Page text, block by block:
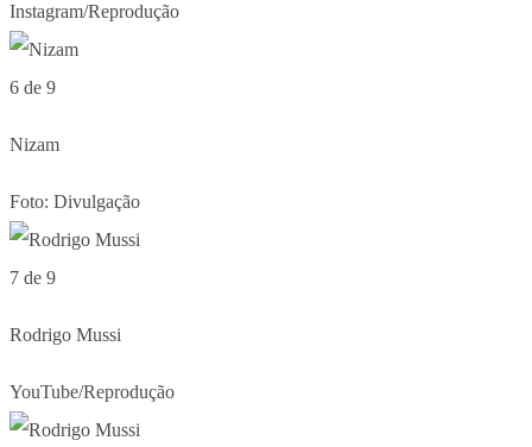
Instagram/Reprodução
6 de 9
Nizam
Foto: Divulgação
7 de 9
Rodrigo Mussi
YouTube/Reprodução